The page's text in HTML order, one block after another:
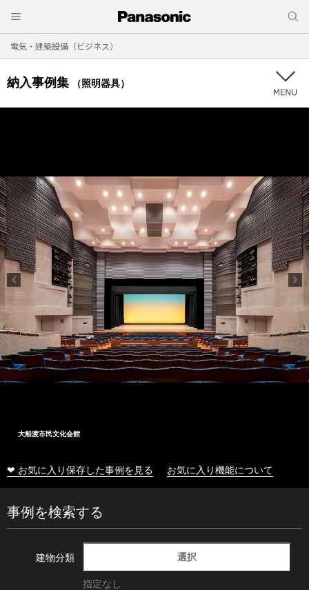
電気・建築設備（ビジネス）
納入事例集 （照明器具）
大船渡市民文化会館
❤ お気に入り保存した事例を見る お気に入り機能について
事例を検索する
建物分類 選択
指定なし